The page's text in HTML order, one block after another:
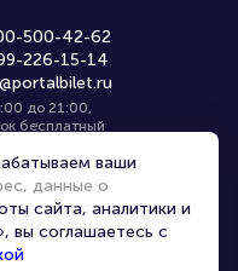
500-42-62
226-15-14
до 21:00,
бесплатный
ваши
данные о
сайта, аналитики и
вы соглашаетесь с